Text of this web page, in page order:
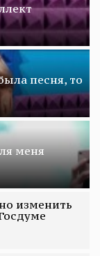
песня, то
меня
изменить